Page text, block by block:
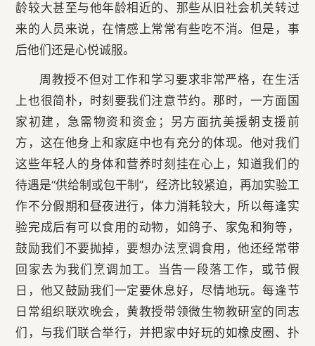
龄较大甚至与他年龄相近的、那些从旧社会机关转过
来的人员来说，在情感上常常有些吃不消。但是，事
后他们还是心悦诚服。
周教授不但对工作和学习要求非常严格，在生活
上也很简朴，时刻要我们注意节约。那时，一方面国
家初建，急需物资和资金；另方面抗美援朝支援前
方，这在他身上和家庭中也有充分的体现。他对我们
这些年轻人的身体和营养时刻挂在心上，知道我们的
待遇是“供给制或包干制”，经济比较紧迫，再加实验工
作不分假期和昼夜进行，体力消耗较大，所以每逢实
验完成后有可以食用的动物，如鸽子、家兔和狗等，
鼓励我们不要抛掉，要想办法烹调食用，他还经常带
回家去为我们烹调加工。当告一段落工作，或节假
日，他又鼓励我们一定要休息好，尽情地玩。每逢节
日常组织联欢晚会，黄教授带领微生物教研室的同志
们，与我们联合举行，并把家中好玩的如橡皮圈、扑